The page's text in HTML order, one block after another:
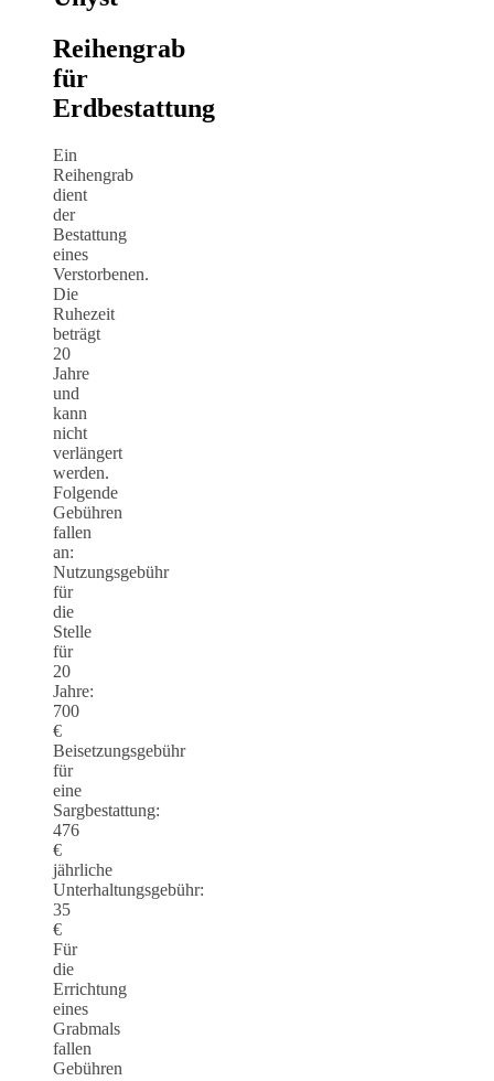
Reihengrab
für
Erdbestattung
Ein
Reihengrab
dient
der
Bestattung
eines
Verstorbenen.
Die
Ruhezeit
beträgt
20
Jahre
und
kann
nicht
verlängert
werden.
Folgende
Gebühren
fallen
an:
Nutzungsgebühr
für
die
Stelle
für
20
Jahre:
700
€
Beisetzungsgebühr
für
eine
Sargbestattung:
476
€
jährliche
Unterhaltungsgebühr:
35
€
Für
die
Errichtung
eines
Grabmals
fallen
Gebühren